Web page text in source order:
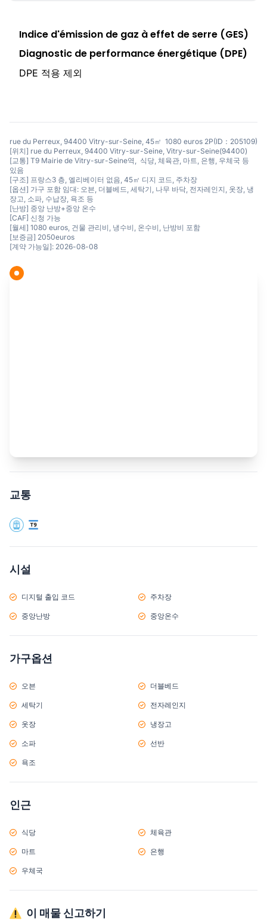
Indice d'émission de gaz à effet de serre (GES)
Diagnostic de performance énergétique (DPE)
DPE 적용 제외
rue du Perreux, 94400 Vitry-sur-Seine, 45㎡ 1080 euros 2P(ID：205109)
[위치] rue du Perreux, 94400 Vitry-sur-Seine, Vitry-sur-Seine(94400)
[교통] T9 Mairie de Vitry-sur-Seine역, 식당, 체육관, 마트, 은행, 우체국 등
있음
[구조] 프랑스3 층, 엘리베이터 없음, 45㎡ 디지 코드, 주차장
[옵션] 가구 포함 임대: 오븐, 더블베드, 세탁기, 나무 바닥, 전자레인지, 옷장, 냉
장고, 소파, 수납장, 욕조 등
[난방] 중앙 난방+중앙 온수
[CAF] 신청 가능
[월세] 1080 euros, 건물 관리비, 냉수비, 온수비, 난방비 포함
[보증금] 2050euros
[계약 가능일]: 2026-08-08
교통
시설
디지털 출입 코드 주차장
중앙난방 중앙온수
가구옵션
오븐 더블베드
세탁기 전자레인지
옷장 냉장고
소파 선반
욕조
인근
식당 체육관
마트 은행
우체국
이 매물 신고하기